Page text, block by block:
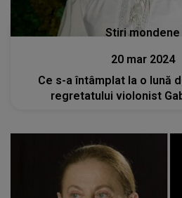
Stiri mondene
20 mar 2024
Ce s-a întâmplat la o lună
regretatului violonist